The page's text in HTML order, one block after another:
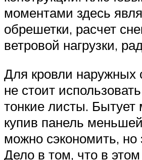
моментами здесь
обрешетки, расчет
ветровой нагрузки,
Для кровли наружных
не стоит
тонкие листы. Бытует
купив панель
можно сэкономить, но
Дело в том, что в